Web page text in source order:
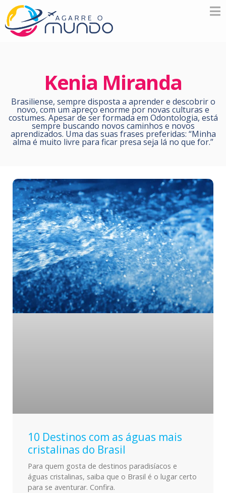
Kenia Miranda
Brasiliense, sempre disposta a aprender e descobrir o
novo, com um apreço enorme por novas culturas e
costumes. Apesar de ser formada em Odontologia, está
sempre buscando novos caminhos e novos
aprendizados. Uma das suas frases preferidas: “Minha
alma é muito livre para ficar presa seja lá no que for.”
10 Destinos com as águas mais
cristalinas do Brasil
Para quem gosta de destinos paradisíacos e
águas cristalinas, saiba que o Brasil é o lugar certo
para se aventurar. Confira.